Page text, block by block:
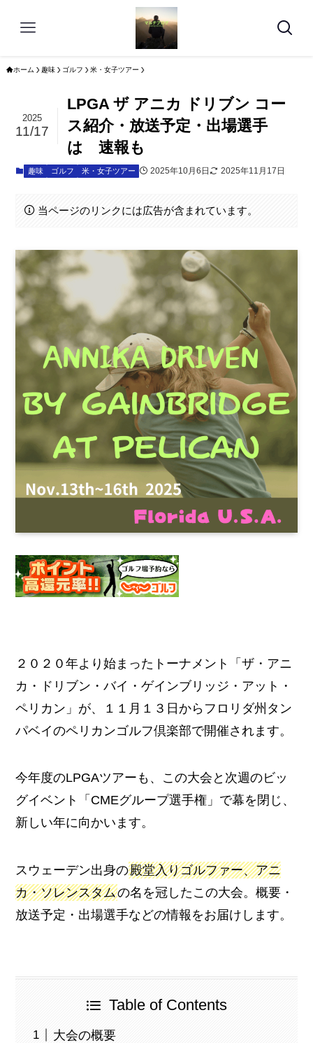
ホーム 趣味 ゴルフ 米・女子ツアー
LPGA ザ アニカ ドリブン コー
ス紹介・放送予定・出場選手
は 速報も
2025
11/17
趣味 ゴルフ 米・女子ツアー 2025年10月6日 2025年11月17日
当ページのリンクには広告が含まれています。
２０２０年より始まったトーナメント「ザ・アニ
カ・ドリブン・バイ・ゲインブリッジ・アット・
ペリカン」が、１１月１３日からフロリダ州タン
パベイのペリカンゴルフ倶楽部で開催されます。
今年度のLPGAツアーも、この大会と次週のビッ
グイベント「CMEグループ選手権」で幕を閉じ、
新しい年に向かいます。
スウェーデン出身の殿堂入りゴルファー、アニ
カ・ソレンスタムの名を冠したこの大会。概要・
放送予定・出場選手などの情報をお届けします。
Table of Contents
大会の概要